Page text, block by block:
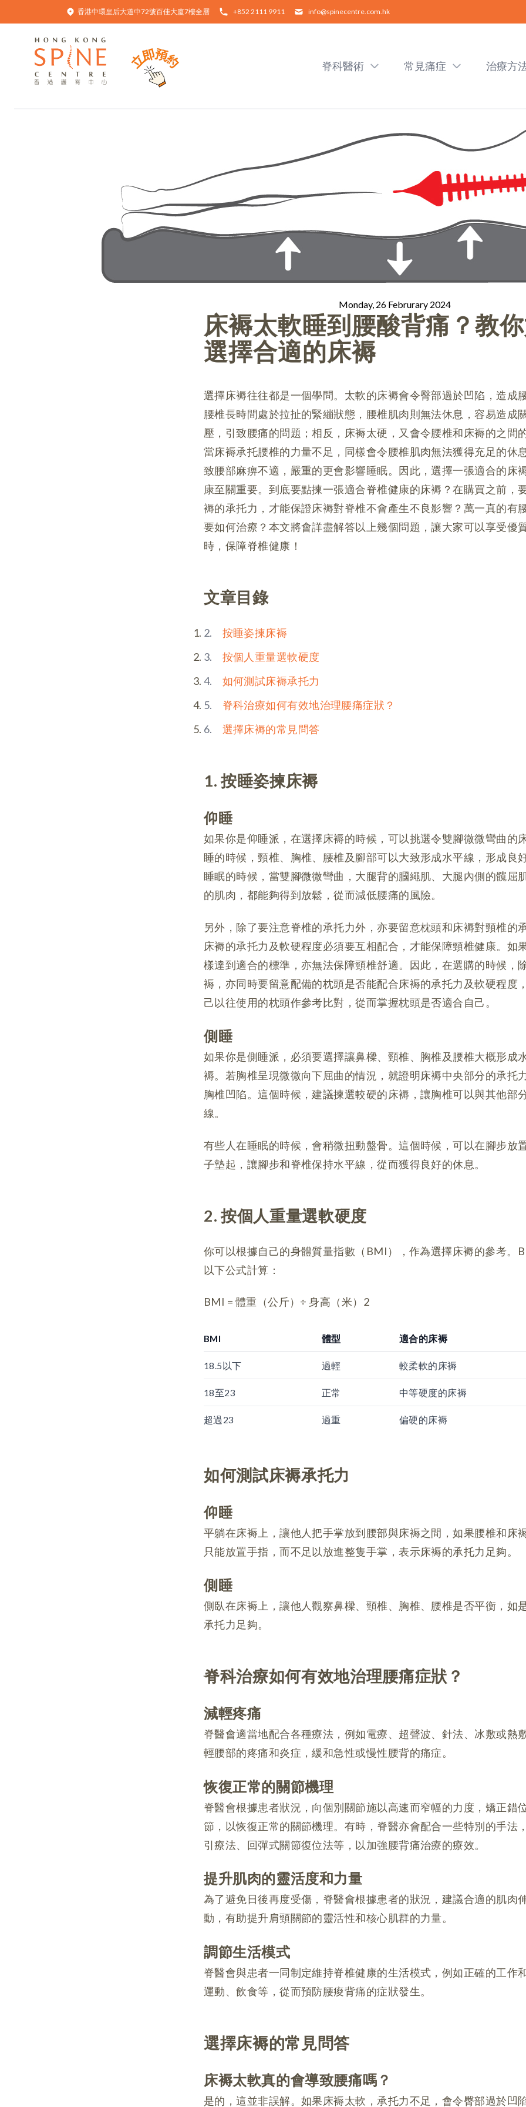
香港中環皇后大道中72號百佳大廈7樓全層 +852 2111 9911 info@spinecentre.com.hk
Hong Kong Spine Centre
脊科醫術 常見痛症 治療方
Monday, 26 Februrary 2024
床褥太軟睡到腰酸背痛？教
選擇合適的床褥
選擇床褥往往都是一個學問。太軟的床褥會令臀部過於凹陷，造成
腰椎長時間處於拉扯的緊繃狀態，腰椎肌肉則無法休息，容易造成
壓，引致腰痛的問題；相反，床褥太硬，又會令腰椎和床褥的之間
當床褥承托腰椎的力量不足，同樣會令腰椎肌肉無法獲得充足的休
致腰部麻痹不適，嚴重的更會影響睡眠。因此，選擇一張適合的床
康至關重要。到底要點揀一張適合脊椎健康的床褥？在購買之前，
褥的承托力，才能保證床褥對脊椎不會產生不良影響？萬一真的有
要如何治療？本文將會詳盡解答以上幾個問題，讓大家可以享受優
時，保障脊椎健康！
文章目錄
按睡姿揀床褥
按個人重量選軟硬度
如何測試床褥承托力
脊科治療如何有效地治理腰痛症狀？
選擇床褥的常見問答
1. 按睡姿揀床褥
仰睡
如果你是仰睡派，在選擇床褥的時候，可以挑選令雙腳微微彎曲的
睡的時候，頸椎、胸椎、腰椎及腳部可以大致形成水平線，形成良
睡眠的時候，當雙腳微微彎曲，大腿背的膕繩肌、大腿內側的髖屈
的肌肉，都能夠得到放鬆，從而減低腰痛的風險。
另外，除了要注意脊椎的承托力外，亦要留意枕頭和床褥對頸椎的
床褥的承托力及軟硬程度必須要互相配合，才能保障頸椎健康。如
樣達到適合的標準，亦無法保障頸椎舒適。因此，在選購的時候，
褥，亦同時要留意配備的枕頭是否能配合床褥的承托力及軟硬程度
己以往使用的枕頭作參考比對，從而掌握枕頭是否適合自己。
側睡
如果你是側睡派，必須要選擇讓鼻樑、頸椎、胸椎及腰椎大概形成
褥。若胸椎呈現微微向下屈曲的情況，就證明床褥中央部分的承托
胸椎凹陷。這個時候，建議揀選較硬的床褥，讓胸椎可以與其他部
線。
有些人在睡眠的時候，會稍微扭動盤骨。這個時候，可以在腳步放
子墊起，讓腳步和脊椎保持水平線，從而獲得良好的休息。
2. 按個人重量選軟硬度
你可以根據自己的身體質量指數（BMI），作為選擇床褥的參考。
以下公式計算：
BMI = 體重（公斤）÷ 身高（米）2
BMI 體型 適合的床褥
18.5以下 過輕 較柔軟的床褥
18至23 正常 中等硬度的床褥
超過23 過重 偏硬的床褥
如何測試床褥承托力
仰睡
平躺在床褥上，讓他人把手掌放到腰部與床褥之間，如果腰椎和床
只能放置手指，而不足以放進整隻手掌，表示床褥的承托力足夠。
側睡
側臥在床褥上，讓他人觀察鼻樑、頸椎、胸椎、腰椎是否平衡，如
承托力足夠。
脊科治療如何有效地治理腰痛症狀？
減輕疼痛
脊醫會適當地配合各種療法，例如電療、超聲波、針法、冰敷或熱
輕腰部的疼痛和炎症，緩和急性或慢性腰背的痛症。
恢復正常的關節機理
脊醫會根據患者狀況，向個別關節施以高速而窄幅的力度，矯正錯
節，以恢復正常的關節機理。有時，脊醫亦會配合一些特別的手法
引療法、回彈式關節復位法等，以加強腰背痛治療的療效。
提升肌肉的靈活度和力量
為了避免日後再度受傷，脊醫會根據患者的狀況，建議合適的肌肉
動，有助提升肩頸關節的靈活性和核心肌群的力量。
調節生活模式
脊醫會與患者一同制定維持脊椎健康的生活模式，例如正確的工作
運動、飲食等，從而預防腰痠背痛的症狀發生。
選擇床褥的常見問答
床褥太軟真的會導致腰痛嗎？
是的，這並非誤解。如果床褥太軟，承托力不足，會令臀部過於凹